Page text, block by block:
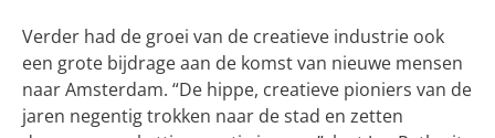
Verder had de groei van de creatieve industrie ook
een grote bijdrage aan de komst van nieuwe mensen
naar Amsterdam. “De hippe, creatieve pioniers van de
jaren negentig trokken naar de stad en zetten